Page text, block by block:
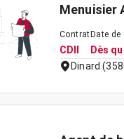
Menuisier
Contrat
CDII
Date de
Dès
Dinard